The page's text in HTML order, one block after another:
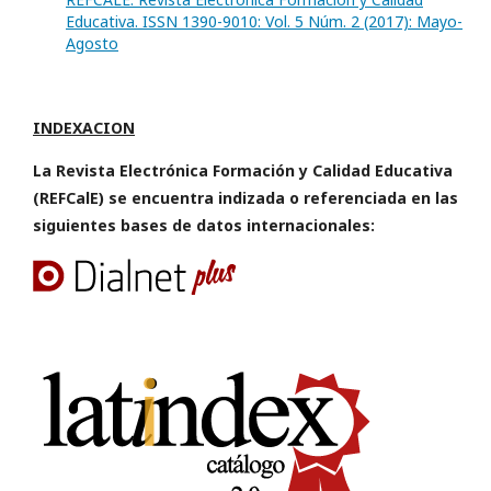
Educativa. ISSN 1390-9010: Vol. 5 Núm. 2 (2017): Mayo-
Agosto
INDEXACION
La Revista Electrónica Formación y Calidad Educativa
(REFCalE) se encuentra indizada o referenciada en las
siguientes bases de datos internacionales: